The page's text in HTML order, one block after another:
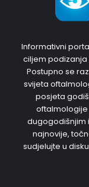
Informativni
ciljem podizanja
Postupno se
svijeta
posjeta
oftalmologije
dugogodišnjim
najnovije,
sudjelujte u